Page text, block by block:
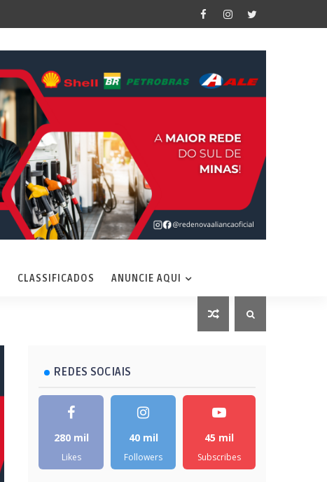
CLASSIFICADOS ANUNCIE AQUI
REDES SOCIAIS
280 mil
Likes
40 mil
Followers
45 mil
Subscribes